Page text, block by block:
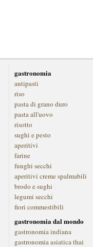
gastronomia
antipasti
riso
pasta di grano duro
pasta all'uovo
risotto
sughi e pesto
aperitivi
farine
funghi secchi
aperitivi creme spalmabili
brodo e sughi
legumi secchi
fiori commestibili
gastronomia dal mondo
gastronomia indiana
gastronomia asiatica thai